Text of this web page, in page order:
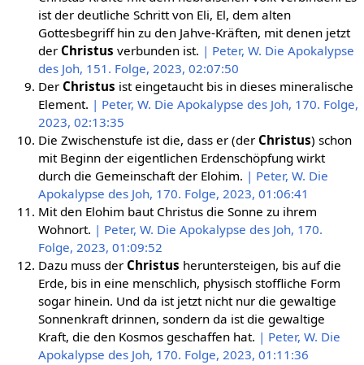
ist der deutliche Schritt von Eli, El, dem alten
Gottesbegriff hin zu den Jahve-Kräften, mit denen jetzt
der Christus verbunden ist. | Peter, W. Die Apokalypse
des Joh, 151. Folge, 2023, 02:07:50
Der Christus ist eingetaucht bis in dieses mineralische
Element. | Peter, W. Die Apokalypse des Joh, 170. Folge,
2023, 02:13:35
Die Zwischenstufe ist die, dass er (der Christus) schon
mit Beginn der eigentlichen Erdenschöpfung wirkt
durch die Gemeinschaft der Elohim. | Peter, W. Die
Apokalypse des Joh, 170. Folge, 2023, 01:06:41
Mit den Elohim baut Christus die Sonne zu ihrem
Wohnort. | Peter, W. Die Apokalypse des Joh, 170.
Folge, 2023, 01:09:52
Dazu muss der Christus heruntersteigen, bis auf die
Erde, bis in eine menschlich, physisch stoffliche Form
sogar hinein. Und da ist jetzt nicht nur die gewaltige
Sonnenkraft drinnen, sondern da ist die gewaltige
Kraft, die den Kosmos geschaffen hat. | Peter, W. Die
Apokalypse des Joh, 170. Folge, 2023, 01:11:36